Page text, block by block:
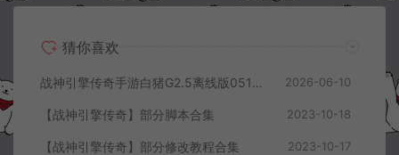
猜你喜欢
战神引擎传奇手游白猪G2.5离线版0513卡登录问题解决教程 2026-06-10
【战神引擎传奇】部分脚本合集 2023-10-18
【战神引擎传奇】部分修改教程合集 2023-10-17